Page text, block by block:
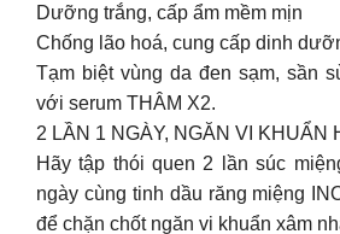
Dưỡng trắng, cấp ẩm mềm mịn
Chống lão hoá, cung cấp dinh
Tạm biệt vùng da đen sạm, sần
với serum THÂM X2.
2 LẦN 1 NGÀY, NGĂN VI KHUẨN
Hãy tập thói quen 2 lần súc
ngày cùng tinh dầu răng miệng
để chặn chốt ngăn vi khuẩn xâm